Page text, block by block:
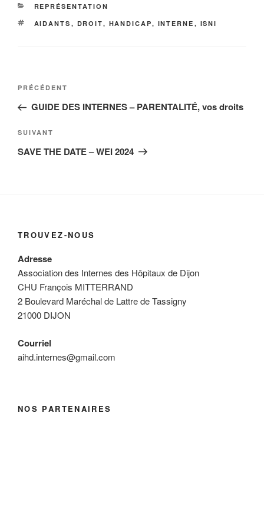
CATÉGORIES
REPRÉSENTATION
ÉTIQUETTES
AIDANTS , DROIT, HANDICAP, INTERNE , ISNI
Navigation
l’article
Article
précédent
PRÉCÉDENT
GUIDE DES INTERNES – PARENTALITÉ, vos droits
Article
suivant
SUIVANT
SAVE THE DATE – WEI 2024
TROUVEZ-NOUS
Adresse
Association des Internes des Hôpitaux de Dijon
CHU François MITTERRAND
2 Boulevard Maréchal de Lattre de Tassigny
21000 DIJON
Courriel
aihd.internes@gmail.com
NOS PARTENAIRES